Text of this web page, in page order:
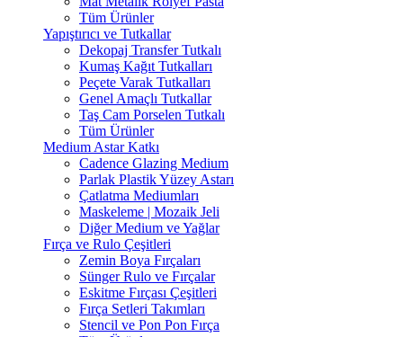
Tüm Ürünler
Yapıştırıcı ve Tutkallar
Dekopaj Transfer Tutkalı
Kumaş Kağıt Tutkalları
Peçete Varak Tutkalları
Genel Amaçlı Tutkallar
Taş Cam Porselen Tutkalı
Tüm Ürünler
Medium Astar Katkı
Cadence Glazing Medium
Parlak Plastik Yüzey Astarı
Çatlatma Mediumları
Maskeleme | Mozaik Jeli
Diğer Medium ve Yağlar
Fırça ve Rulo Çeşitleri
Zemin Boya Fırçaları
Sünger Rulo ve Fırçalar
Eskitme Fırçası Çeşitleri
Fırça Setleri Takımları
Stencil ve Pon Pon Fırça